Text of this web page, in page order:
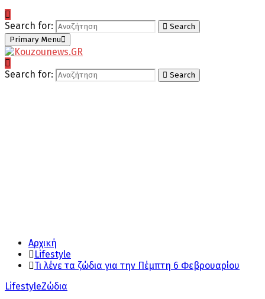
Search for:
Search
Primary Menu
Search for: Search
Αρχική
Lifestyle
Τι λένε τα ζώδια για την Πέμπτη 6 Φεβρουαρίου
LifestyleΖώδια